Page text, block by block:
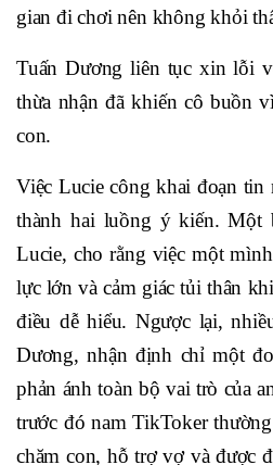
gian đi chơi nên không khỏi
Tuấn Dương liên tục xin lỗi
thừa nhận đã khiến cô buồn
con.
Việc Lucie công khai đoạn tin
thành hai luồng ý kiến. Một
Lucie, cho rằng việc một
lực lớn và cảm giác tủi thân
điều dễ hiểu. Ngược lại,
Dương, nhận định chỉ một
phản ánh toàn bộ vai trò của
trước đó nam TikToker
chăm con, hỗ trợ vợ và được